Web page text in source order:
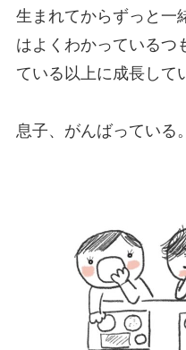
生まれてからずっと一
はよくわかっているつ
ている以上に成長して
息子、がんばっている。